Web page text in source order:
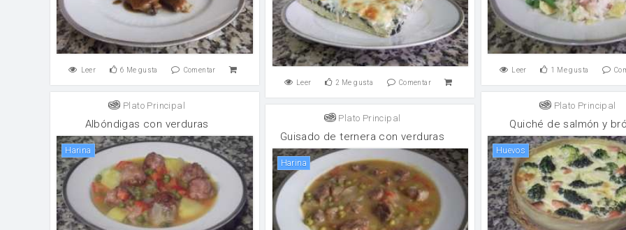
Leer 6 Me gusta Comentar
Leer 2 Me gusta Comentar
Leer 1 Me gusta
Plato Principal
Albóndigas con verduras
harina
Plato Principal
Quiché de salmón y
huevos
Plato Principal
Guisado de ternera con verduras
harina